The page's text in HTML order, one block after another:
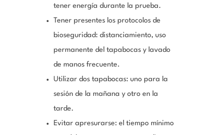
tener energía durante la prueba.
Tener presentes los protocolos de
bioseguridad: distanciamiento, uso
permanente del tapabocas y lavado
de manos frecuente.
Utilizar dos tapabocas: uno para la
sesión de la mañana y otro en la
tarde.
Evitar apresurarse: el tiempo mínimo